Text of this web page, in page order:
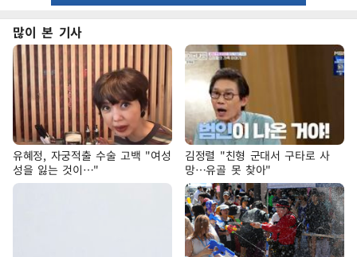
많이 본 기사
유혜정, 자궁적출 수술 고백 "여성
성을 잃는 것이…"
김정렬 "친형 군대서 구타로 사
망…유골 못 찾아"